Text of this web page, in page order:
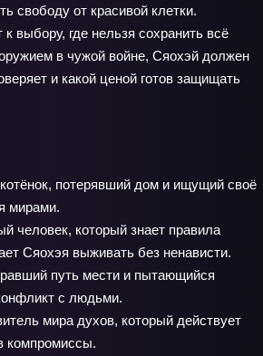
свободу от красивой клетки.
выбору, где нельзя сохранить всё
в чужой войне, Сяохэй должен
и какой ценой готов защищать
потерявший дом и ищущий своё
мирами.
человек, который знает правила
Сяохэя выживать без ненависти.
путь мести и пытающийся
с людьми.
мира духов, который действует
компромиссы.